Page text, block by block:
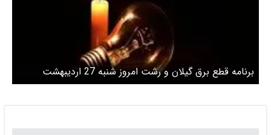
برنامه قطع برق گیلان و رشت امروز شنبه 27 اردیبهشت